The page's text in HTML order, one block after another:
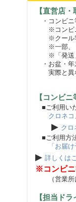
【直営店
・コンビニ
※コンビニ
※クール宅
※一部、「
※「発送」
・お盆・年
実際と異な
【コンビ
■ご利用い
クロネ
▶ クロ
■ご利用方
「お届
▶ 詳しくは
※コンビニ
（営業所
【担当ド